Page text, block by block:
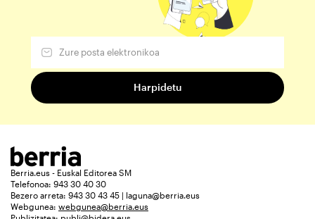
Berria.eus - Euskal Editorea SM
Telefonoa: 943 30 40 30
Bezero arreta: 943 30 43 45 | laguna@berria.eus
Webgunea: webgunea@berria.eus